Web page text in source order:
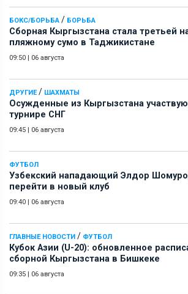
БОКС/БОРЬБА / БОРЬБА
Сборная Кыргызстана стала третьей
пляжному сумо в Таджикистане
09:50 | 06 августа
ДРУГИЕ/ ШАХМАТЫ
Осужденные из Кыргызстана
турнире СНГ
09:45 | 06 августа
ФУТБОЛ
Узбекский нападающий Элдор
перейти в новый клуб
09:40 | 06 августа
ГЛАВНЫЕ НОВОСТИ / ФУТБОЛ
Кубок Азии (U-20): обновленное
сборной Кыргызстана в Бишкеке
09:35 | 06 августа